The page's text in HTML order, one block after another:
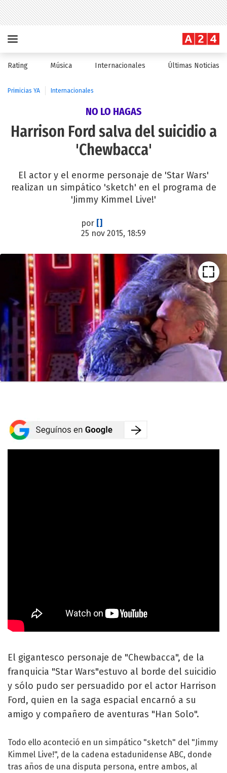
Rating Música Internacionales Últimas Noticias
Primicias YA Internacionales
NO LO HAGAS
Harrison Ford salva del suicidio a
'Chewbacca'
El actor y el enorme personaje de 'Star Wars'
realizan un simpático 'sketch' en el programa de
'Jimmy Kimmel Live!'
por []
25 nov 2015, 18:59
El gigantesco personaje de "Chewbacca", de la
franquicia "Star Wars"estuvo al borde del suicidio
y sólo pudo ser persuadido por el actor Harrison
Ford, quien en la saga espacial encarnó a su
amigo y compañero de aventuras "Han Solo".
Todo ello aconteció en un simpático "sketch" del "Jimmy
Kimmel Live!", de la cadena estadunidense ABC, donde
tras años de una disputa persona, entre ambos, al